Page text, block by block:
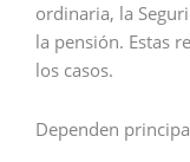
ordinaria, la
la pensión. Estas
los casos.
Dependen